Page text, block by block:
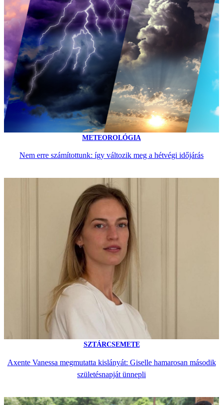
METEOROLÓGIA
Nem erre számítottunk: így változik meg a hétvégi időjárás
SZTÁRCSEMETE
Axente Vanessa megmutatta kislányát: Giselle hamarosan második
születésnapját ünnepli